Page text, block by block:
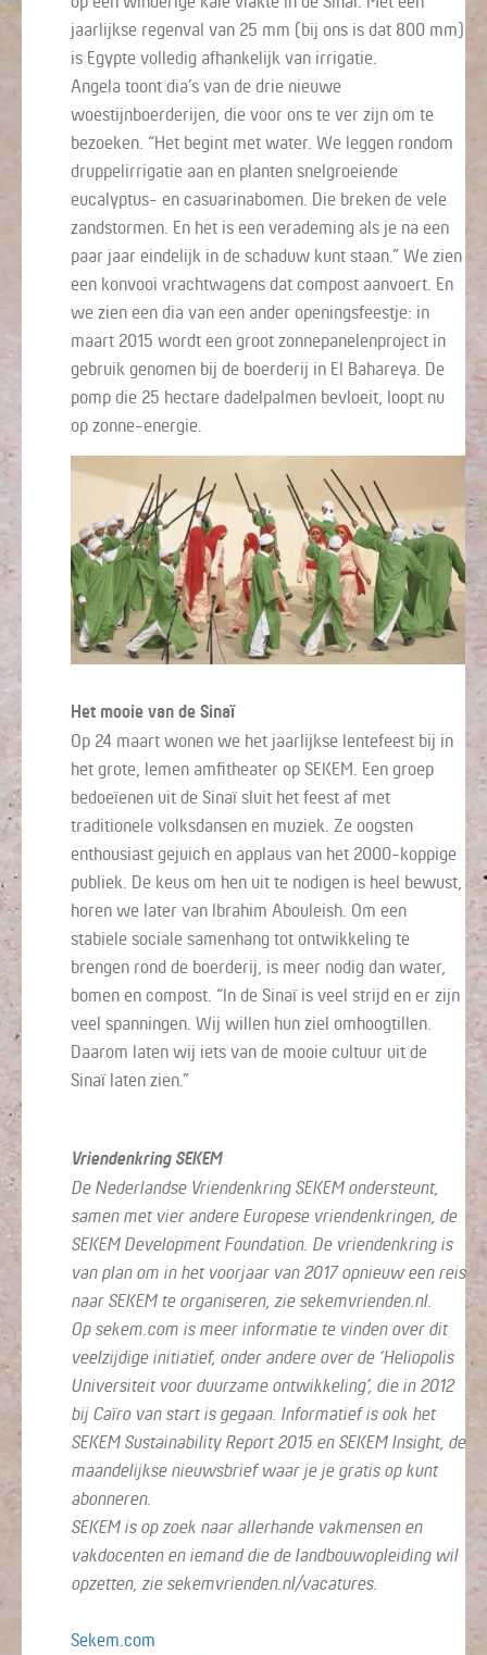
jaarlijkse regenval van 25 mm (bij ons is dat 800 mm)
is Egypte volledig afhankelijk van irrigatie.
Angela toont dia’s van de drie nieuwe
woestijnboerderijen, die voor ons te ver zijn om te
bezoeken. “Het begint met water. We leggen rondom
druppelirrigatie aan en planten snelgroeiende
eucalyptus- en casuarinabomen. Die breken de vele
zandstormen. En het is een verademing als je na een
paar jaar eindelijk in de schaduw kunt staan.” We zien
een konvooi vrachtwagens dat compost aanvoert. En
we zien een dia van een ander openingsfeestje: in
maart 2015 wordt een groot zonnepanelenproject in
gebruik genomen bij de boerderij in El Bahareya. De
pomp die 25 hectare dadelpalmen bevloeit, loopt nu
op zonne-energie.
Het mooie van de Sinaï
Op 24 maart wonen we het jaarlijkse lentefeest bij in
het grote, lemen amfitheater op SEKEM. Een groep
bedoeïenen uit de Sinaï sluit het feest af met
traditionele volksdansen en muziek. Ze oogsten
enthousiast gejuich en applaus van het 2000-koppige
publiek. De keus om hen uit te nodigen is heel bewust,
horen we later van Ibrahim Abouleish. Om een
stabiele sociale samenhang tot ontwikkeling te
brengen rond de boerderij, is meer nodig dan water,
bomen en compost. “In de Sinaï is veel strijd en er zijn
veel spanningen. Wij willen hun ziel omhoogtillen.
Daarom laten wij iets van de mooie cultuur uit de
Sinaï laten zien.”
Vriendenkring SEKEM
De Nederlandse Vriendenkring SEKEM ondersteunt,
samen met vier andere Europese vriendenkringen, de
SEKEM Development Foundation. De vriendenkring is
van plan om in het voorjaar van 2017 opnieuw een reis
naar SEKEM te organiseren, zie sekemvrienden.nl.
Op sekem.com is meer informatie te vinden over dit
veelzijdige initiatief, onder andere over de ‘Heliopolis
Universiteit voor duurzame ontwikkeling’, die in 2012
bij Caïro van start is gegaan. Informatief is ook het
SEKEM Sustainability Report 2015 en SEKEM Insight, de
maandelijkse nieuwsbrief waar je je gratis op kunt
abonneren.
SEKEM is op zoek naar allerhande vakmensen en
vakdocenten en iemand die de landbouwopleiding wil
opzetten, zie sekemvrienden.nl/vacatures.
Sekem.com